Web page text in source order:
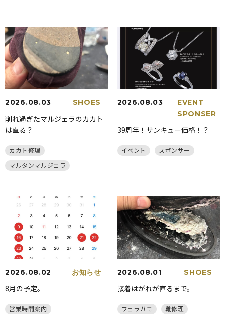
2026.08.03 SHOES
削れ過ぎたマルジェラのカカト
は直る？
カカト修理
マルタンマルジェラ
2026.08.03
EVENT
SPONSER
39周年！サンキュー価格！？
イベント スポンサー
2026.08.02 お知らせ
8月の予定。
営業時間案内
2026.08.01 SHOES
接着はがれが直るまで。
フェラガモ 靴修理